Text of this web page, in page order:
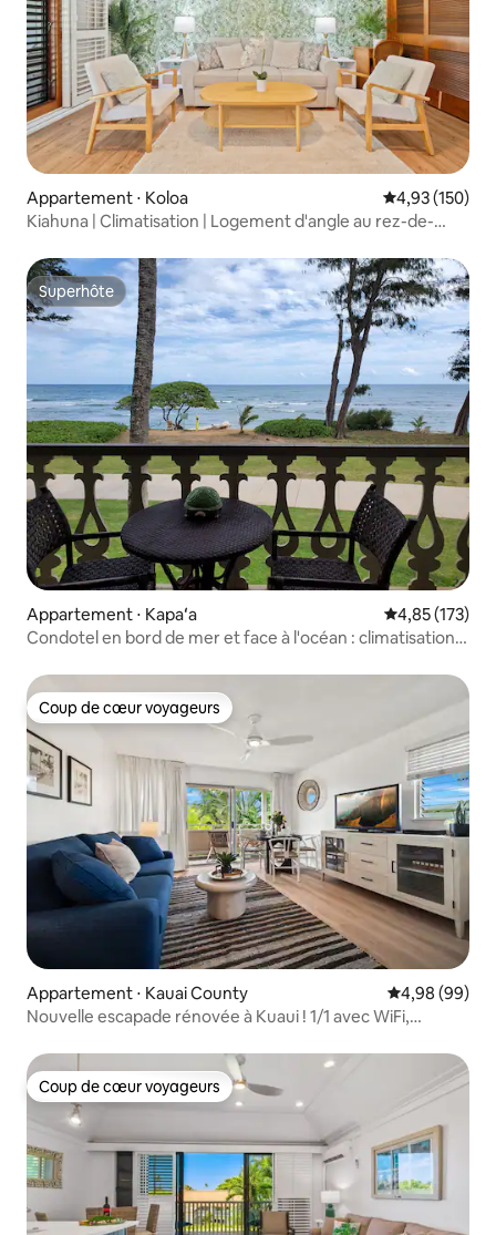
Appartement ⋅ Koloa Évaluation
4,93 (150)
Kiahuna | Climatisation | Logement d'angle au rez-de-
Superhôte
Superhôte
Appartement ⋅ Kapaʻa Évaluation
4,85 (173)
Condotel en bord de mer et face à l'océan : climatisation,
Coup de cœur voyageurs
Coup de cœur voyageurs
Appartement ⋅ Kauai County Évaluation
4,98 (99)
Nouvelle escapade rénovée à Kuaui ! 1/1 avec WiFi,
Coup de cœur voyageurs
Coup de cœur voyageurs